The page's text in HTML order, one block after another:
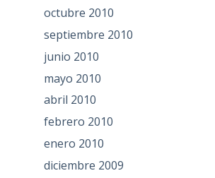
octubre 2010
septiembre 2010
junio 2010
mayo 2010
abril 2010
febrero 2010
enero 2010
diciembre 2009